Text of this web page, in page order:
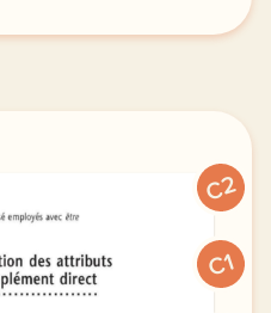
allophones du nom
C2
C1